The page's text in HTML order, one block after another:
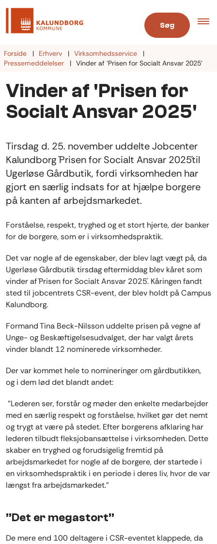
Søg
Forside Erhverv
Virksomhedsservice
Pressemeddelelser
Vinder af 'Prisen for Socialt Ansvar 2025'
Vinder af 'Prisen for
Socialt Ansvar 2025'
Tirsdag d. 25. november uddelte Jobcenter
Kalundborg `Prisen for Socialt Ansvar 2025´til
Ugerløse Gårdbutik, fordi virksomheden har
gjort en særlig indsats for at hjælpe borgere
på kanten af arbejdsmarkedet.
Forståelse, respekt, tryghed og et stort hjerte, der banker
for de borgere, som er i virksomhedspraktik.
Det var nogle af de egenskaber, der blev lagt vægt på, da
Ugerløse Gårdbutik tirsdag eftermiddag blev kåret som
vinder af `Prisen for Socialt Ansvar 2025´. Kåringen fandt
sted til jobcentrets CSR-event, der blev holdt på Campus
Kalundborg.
Formand Tina Beck-Nilsson uddelte prisen på vegne af
Unge- og Beskæftigelsesudvalget, der har valgt årets
vinder blandt 12 nominerede virksomheder.
Der var kommet hele to nomineringer om gårdbutikken,
og i dem lød det blandt andet:
”Lederen ser, forstår og møder den enkelte medarbejder
med en særlig respekt og forståelse, hvilket gør det nemt
og trygt at være på stedet. Efter borgerens afklaring har
lederen tilbudt fleksjobansættelse i virksomheden. Dette
skaber en tryghed og forudsigelig fremtid på
arbejdsmarkedet for nogle af de borgere, der startede i
en virksomhedspraktik i en periode i deres liv, hvor de var
længst fra arbejdsmarkedet.”
”Det er megastort”
De mere end 100 deltagere i CSR-eventet klappede, da